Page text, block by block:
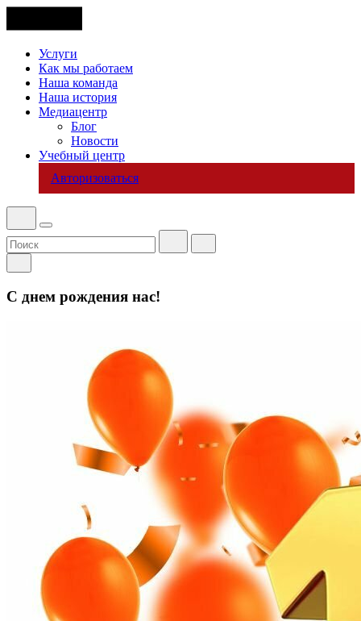
Услуги
Как мы работаем
Наша команда
Наша история
Медиацентр
Блог
Новости
Учебный центр
Авторизоваться
С днем рождения нас!